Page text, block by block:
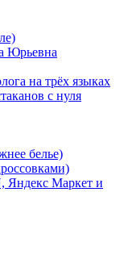
Юрьевна
на трёх языках
с нуля
белье)
Яндекс Маркет и